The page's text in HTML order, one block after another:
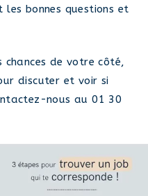
bonnes questions et
de votre côté,
discuter et voir si
nous au 01 30